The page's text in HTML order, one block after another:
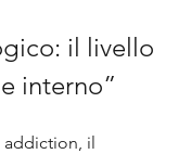
il livello
interno”
addiction, il